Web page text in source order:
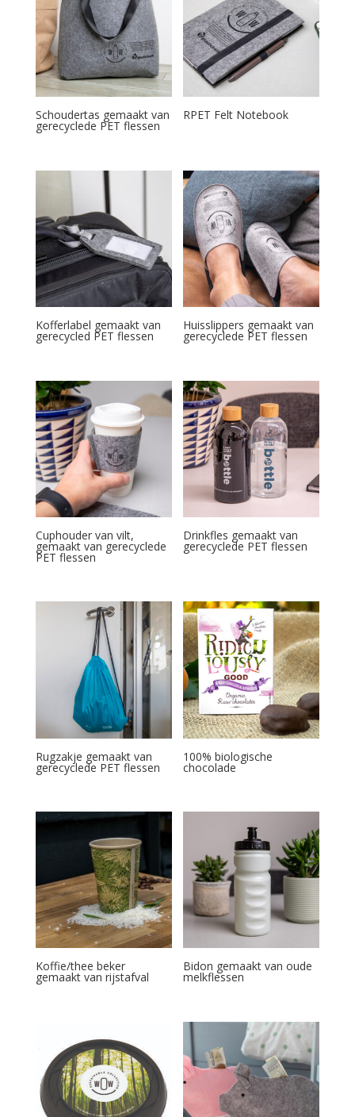
Schoudertas gemaakt van
gerecyclede PET flessen
RPET Felt Notebook
Kofferlabel gemaakt van
gerecycled PET flessen
Huisslippers gemaakt van
gerecyclede PET flessen
Cuphouder van vilt,
gemaakt van gerecyclede
PET flessen
Drinkfles gemaakt van
gerecyclede PET flessen
Rugzakje gemaakt van
gerecyclede PET flessen
100% biologische
chocolade
Koffie/thee beker
gemaakt van rijstafval
Bidon gemaakt van oude
melkflessen